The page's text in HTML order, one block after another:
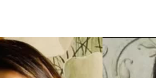
[ Aug 7, 2026 12:05 pm ] অসুস্থ মিঠুন চক্রবর্তীকে দেখতে
[ Jul 17, 2024 3:35 pm ] চুরির অপবাদে একই পরিবারের ৩ সদস্যকে